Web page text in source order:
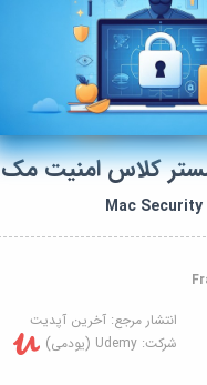
کلاس امنیت مک
Mac
انتشار مرجع: آخرین آپدیت
شرکت: Udemy (یودمی)